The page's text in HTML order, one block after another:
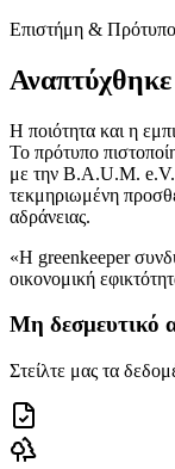
Επιστήμη & Πρότυπο
Η ποιότητα και η
Το πρότυπο
με την B.A.U.M. e.V.
τεκμηριωμένη
αδράνειας.
«Η greenkeeper
οικονομική
Μη δεσμευτικό
Στείλτε μας τα